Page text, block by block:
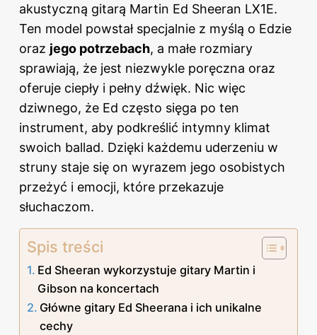
akustyczną gitarą Martin Ed Sheeran LX1E.
Ten model powstał specjalnie z myślą o Edzie
oraz jego potrzebach, a małe rozmiary
sprawiają, że jest niezwykle poręczna oraz
oferuje ciepły i pełny dźwięk. Nic więc
dziwnego, że Ed często sięga po ten
instrument, aby podkreślić intymny klimat
swoich ballad. Dzięki każdemu uderzeniu w
struny staje się on wyrazem jego osobistych
przeżyć i emocji, które przekazuje
słuchaczom.
Spis treści
Ed Sheeran wykorzystuje gitary Martin i
Gibson na koncertach
Główne gitary Ed Sheerana i ich unikalne
cechy